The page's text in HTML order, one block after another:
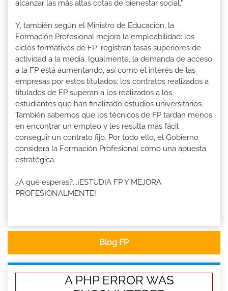
alcanzar las más altas cotas de bienestar social."
Y, también según el Ministro de Educación, la
Formación Profesional mejora la empleabilidad: los
ciclos formativos de FP registran tasas superiores de
actividad a la media. Igualmente, la demanda de acceso
a la FP está aumentando, así como el interés de las
empresas por estos titulados: los contratos realizados a
titulados de FP superan a los realizados a los
estudiantes que han finalizado estudios universitarios.
También sabemos que los técnicos de FP tardan menos
en encontrar un empleo y les resulta más fácil
conseguir un contrato fijo. Por todo ello, el Gobierno
considera la Formación Profesional como una apuesta
estratégica.
¿A qué esperas?...¡ESTUDIA FP Y MEJORA
PROFESIONALMENTE!
Blog FP
A PHP ERROR WAS